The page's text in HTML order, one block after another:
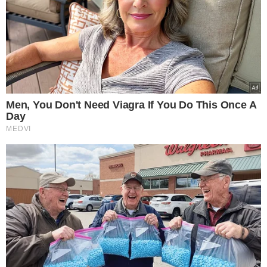
língua portuguesa, 10 de conhecimentos gerais, 10 de
matemática, 10 de raciocínio lógico, 10 de tecnologias,
ciência de dados e inteligência artificial e 10 de
conhecimentos sobre a Petrobras.
Imediatamente após a inscrição no processo seletivo, os
candidatos já poderão realizar a prova objetiva.
BENEFÍCIOS
A Petrobras oferece bolsa-auxílio de R$ 1.825, vale
transporte de R$ 15 por dia de trabalho presencial,
seguro contra acidentes pessoais, além de recesso
remunerado, conforme prevê a legislação.
SEM EFETIVAÇÃO
A estatal esclarece que o programa de estágio não gera
vínculo empregatício com a Petrobras e não é concurso
público para contratação de empregados efetivos. A
companhia reforça que não possui concurso aberto no
momento e não tem previsão de realização de processo
seletivo público para contratação de empregados
efetivos.